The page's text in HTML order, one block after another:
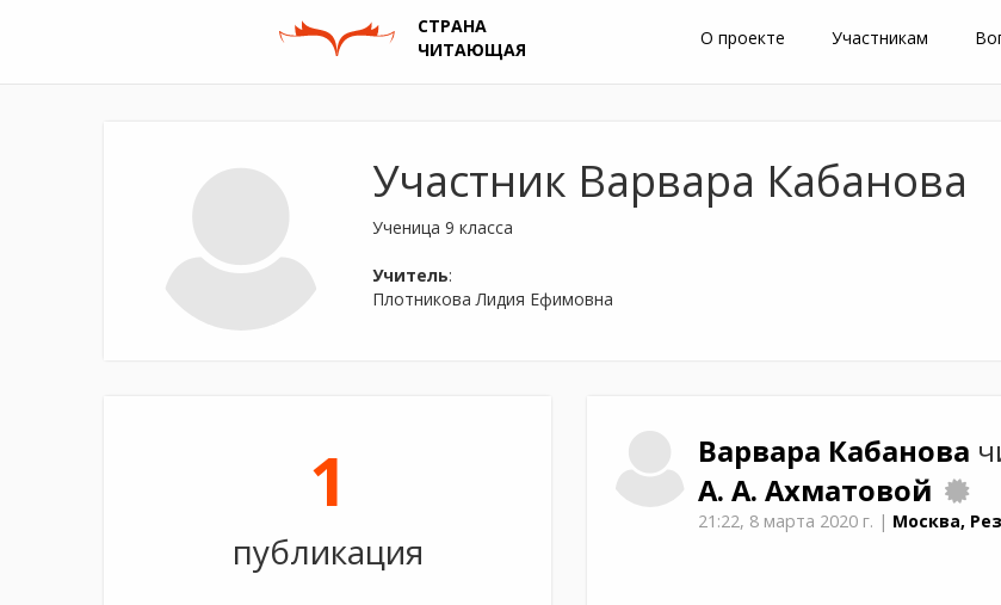
СТРАНА
ЧИТАЮЩАЯ
О проекте Участникам
Участник Варвара Кабанова
Ученица 9 класса
Учитель:
Плотникова Лидия Ефимовна
1
публикация
Варвара Кабанова
А. А. Ахматовой
21:22, 8 марта 2020 г. | Москва,